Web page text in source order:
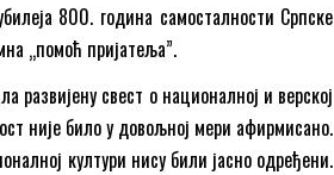
800. година самосталности Српске
„помоћ пријатеља”.
развијену свест о националној и верској
није било у довољној мери афирмисано.
култури нису били јасно одређени.